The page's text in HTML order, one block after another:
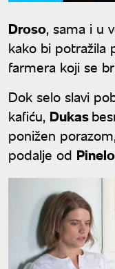
Droso, sama i u
kako bi potražila
farmera koji se
Dok selo slavi
kafiću, Dukas
ponižen
podalje od